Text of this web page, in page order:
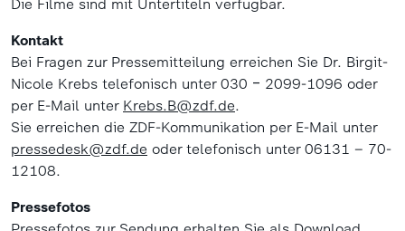
Die Filme sind mit Untertiteln verfügbar.
Kontakt
Bei Fragen zur Pressemitteilung erreichen Sie Dr. Birgit-
Nicole Krebs telefonisch unter 030 ‒ 2099-1096 oder
per E-Mail unter Krebs.B@zdf.de.
Sie erreichen die ZDF-Kommunikation per E-Mail unter
pressedesk@zdf.de oder telefonisch unter 06131 – 70-
12108.
Pressefotos